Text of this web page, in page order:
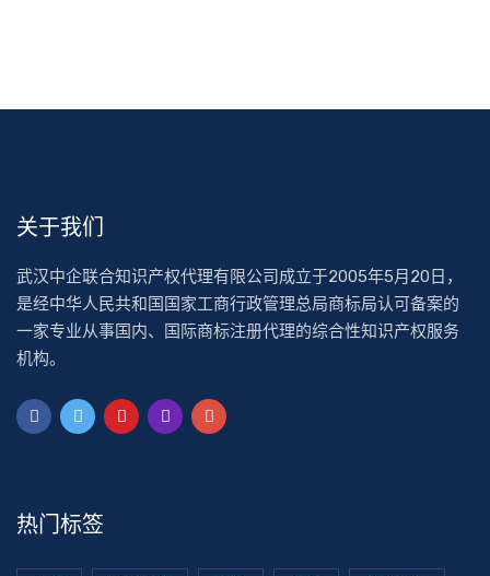
关于我们
武汉中企联合知识产权代理有限公司成立于2005年5月20日，
是经中华人民共和国国家工商行政管理总局商标局认可备案的
一家专业从事国内、国际商标注册代理的综合性知识产权服务
机构。
热门标签